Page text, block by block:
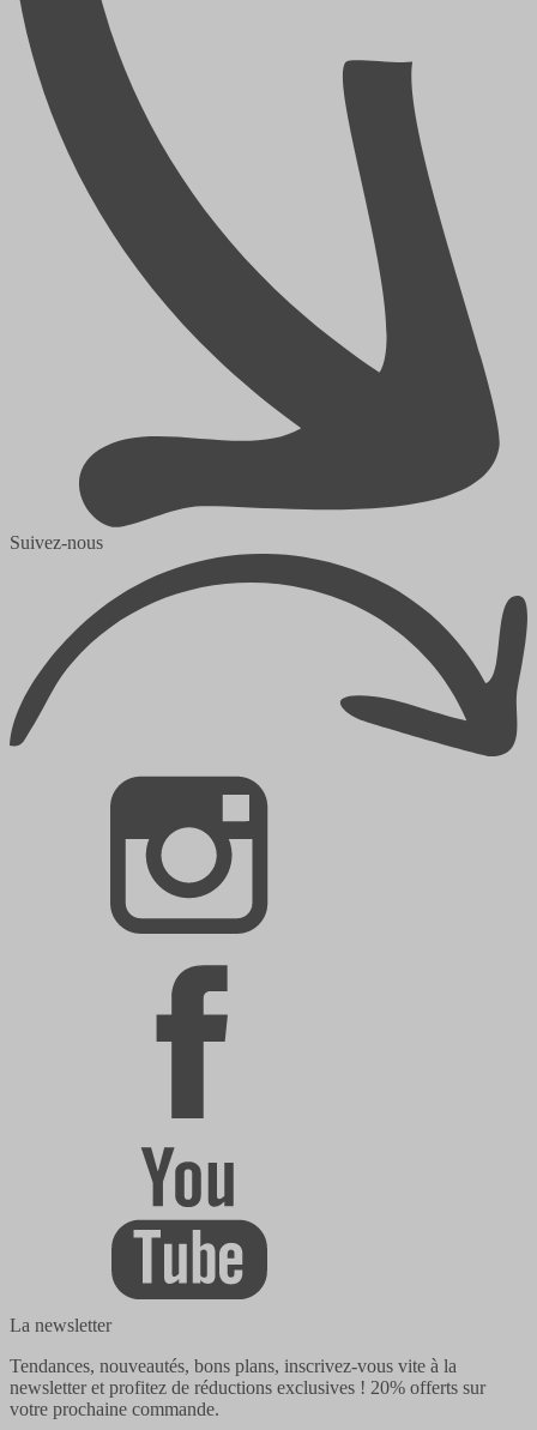
Suivez-nous
La newsletter
Tendances, nouveautés, bons plans, inscrivez-vous vite à la
newsletter et profitez de réductions exclusives ! 20% offerts sur
votre prochaine commande.